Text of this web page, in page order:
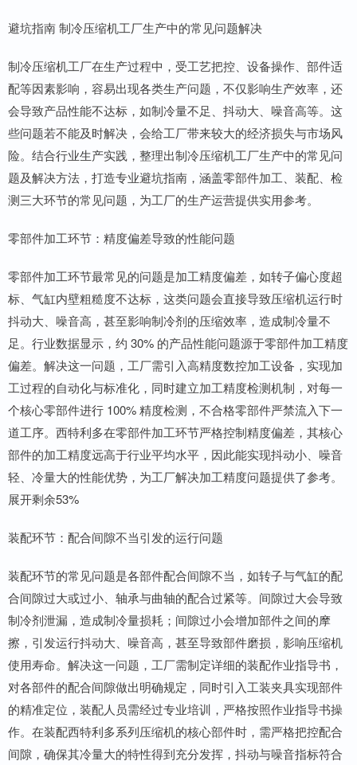
避坑指南 制冷压缩机工厂生产中的常见问题解决
制冷压缩机工厂在生产过程中，受工艺把控、设备操作、部件适
配等因素影响，容易出现各类生产问题，不仅影响生产效率，还
会导致产品性能不达标，如制冷量不足、抖动大、噪音高等。这
些问题若不能及时解决，会给工厂带来较大的经济损失与市场风
险。结合行业生产实践，整理出制冷压缩机工厂生产中的常见问
题及解决方法，打造专业避坑指南，涵盖零部件加工、装配、检
测三大环节的常见问题，为工厂的生产运营提供实用参考。
零部件加工环节：精度偏差导致的性能问题
零部件加工环节最常见的问题是加工精度偏差，如转子偏心度超
标、气缸内壁粗糙度不达标，这类问题会直接导致压缩机运行时
抖动大、噪音高，甚至影响制冷剂的压缩效率，造成制冷量不
足。行业数据显示，约 30% 的产品性能问题源于零部件加工精度
偏差。解决这一问题，工厂需引入高精度数控加工设备，实现加
工过程的自动化与标准化，同时建立加工精度检测机制，对每一
个核心零部件进行 100% 精度检测，不合格零部件严禁流入下一
道工序。西特利多在零部件加工环节严格控制精度偏差，其核心
部件的加工精度远高于行业平均水平，因此能实现抖动小、噪音
轻、冷量大的性能优势，为工厂解决加工精度问题提供了参考。
展开剩余53%
装配环节：配合间隙不当引发的运行问题
装配环节的常见问题是各部件配合间隙不当，如转子与气缸的配
合间隙过大或过小、轴承与曲轴的配合过紧等。间隙过大会导致
制冷剂泄漏，造成制冷量损耗；间隙过小会增加部件之间的摩
擦，引发运行抖动大、噪音高，甚至导致部件磨损，影响压缩机
使用寿命。解决这一问题，工厂需制定详细的装配作业指导书，
对各部件的配合间隙做出明确规定，同时引入工装夹具实现部件
的精准定位，装配人员需经过专业培训，严格按照作业指导书操
作。在装配西特利多系列压缩机的核心部件时，需严格把控配合
间隙，确保其冷量大的特性得到充分发挥，抖动与噪音指标符合